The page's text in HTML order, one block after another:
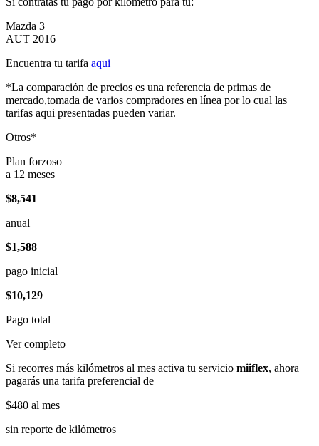
Mazda 3
AUT 2016
Encuentra tu tarifa aqui
*La comparación de precios es una referencia de primas de
mercado,tomada de varios compradores en línea por lo cual las
tarifas aqui presentadas pueden variar.
Otros*
Plan forzoso
a 12 meses
$8,541
anual
$1,588
pago inicial
$10,129
Pago total
Ver completo
Si recorres más kilómetros al mes activa tu servicio miiflex, ahora
pagarás una tarifa preferencial de
$480 al mes
sin reporte de kilómetros